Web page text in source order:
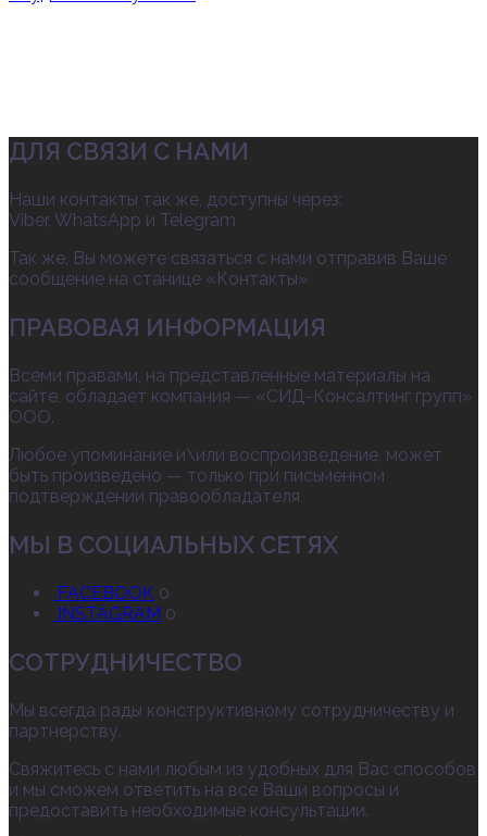
ДЛЯ СВЯЗИ С НАМИ
Наши контакты так же, доступны через:
Viber, WhatsApp и Telegram
Так же, Вы можете связаться с нами отправив Ваше
сообщение на станице «Контакты»
ПРАВОВАЯ ИНФОРМАЦИЯ
Всеми правами, на представленные материалы на
сайте, обладает компания — «СИД-Консалтинг групп»
ООО.
Любое упоминание и\или воспроизведение, может
быть произведено — только при письменном
подтверждении правообладателя
МЫ В СОЦИАЛЬНЫХ СЕТЯХ
FACEBOOK 0
INSTAGRAM 0
СОТРУДНИЧЕСТВО
Мы всегда рады конструктивному сотрудничеству и
партнерству.
Свяжитесь с нами любым из удобных для Вас способов
и мы сможем ответить на все Ваши вопросы и
предоставить необходимые консультации.